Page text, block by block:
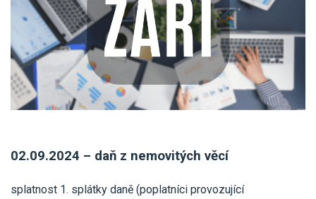
Propojení s bankou
Účetní a manažerské reporty
Ceník a sklady
One Stop Shop (OSS)
Pro uživatele iÚčto
Poptávka účetních služeb
Ceník účetních služeb
Pro koho je určené
Pro firmy
Pro živnostníky
Pro spolky
VYZKOUŠET ZDARMA PŘIHLÁSIT SE
02.09.2024 – daň z nemovitých věcí
splatnost 1. splátky daně (poplatníci provozující